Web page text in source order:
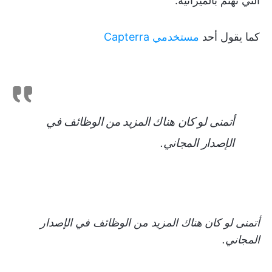
كما يقول أحد مستخدمي Capterra
أتمنى لو كان هناك المزيد من الوظائف في
الإصدار المجاني.
أتمنى لو كان هناك المزيد من الوظائف في الإصدار
المجاني.